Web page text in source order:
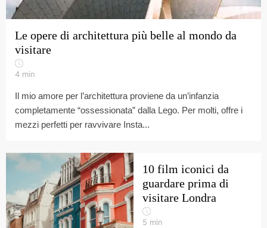
Le opere di architettura più belle al mondo da
visitare
4 min
Il mio amore per l’architettura proviene da un’infanzia
completamente “ossessionata” dalla Lego. Per molti, offre i
mezzi perfetti per ravvivare Insta...
10 film iconici da
guardare prima di
visitare Londra
5 min